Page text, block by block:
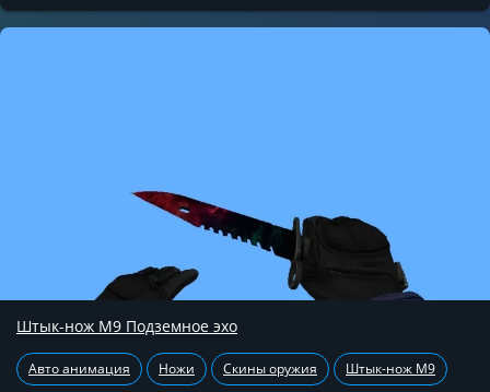
Штык-нож М9 Подземное эхо
Авто анимация Ножи Скины оружия Штык-нож М9